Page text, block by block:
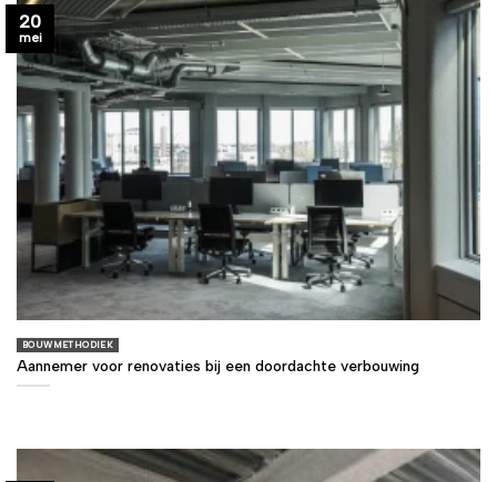
BOUWMETHODIEK
Aannemer voor renovaties bij een doordachte verbouwing
20
mei